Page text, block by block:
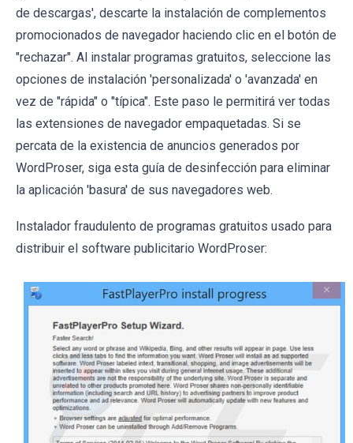
de descargas', descarte la instalación de complementos
promocionados de navegador haciendo clic en el botón de
"rechazar". Al instalar programas gratuitos, seleccione las
opciones de instalación 'personalizada' o 'avanzada' en
vez de "rápida" o "típica". Este paso le permitirá ver todas
las extensiones de navegador empaquetadas. Si se
percata de la existencia de anuncios generados por
WordProser, siga esta guía de desinfección para eliminar
la aplicación 'basura' de sus navegadores web.
Instalador fraudulento de programas gratuitos usado para
distribuir el software publicitario WordProser: